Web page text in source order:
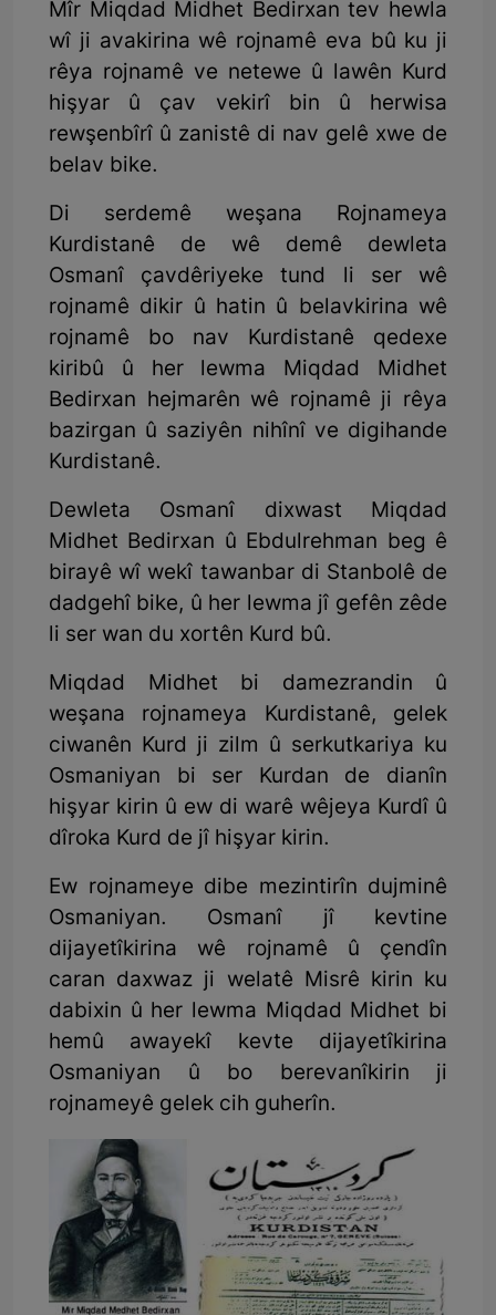
Mîr Miqdad Midhet Bedirxan tev hewla
wî ji avakirina wê rojnamê eva bû ku ji
rêya rojnamê ve netewe û lawên Kurd
hişyar û çav vekirî bin û herwisa
rewşenbîrî û zanistê di nav gelê xwe de
belav bike.
Di serdemê weşana Rojnameya
Kurdistanê de wê demê dewleta
Osmanî çavdêriyeke tund li ser wê
rojnamê dikir û hatin û belavkirina wê
rojnamê bo nav Kurdistanê qedexe
kiribû û her lewma Miqdad Midhet
Bedirxan hejmarên wê rojnamê ji rêya
bazirgan û saziyên nihînî ve digihande
Kurdistanê.
Dewleta Osmanî dixwast Miqdad
Midhet Bedirxan û Ebdulrehman beg ê
birayê wî wekî tawanbar di Stanbolê de
dadgehî bike, û her lewma jî gefên zêde
li ser wan du xortên Kurd bû.
Miqdad Midhet bi damezrandin û
weşana rojnameya Kurdistanê, gelek
ciwanên Kurd ji zilm û serkutkariya ku
Osmaniyan bi ser Kurdan de dianîn
hişyar kirin û ew di warê wêjeya Kurdî û
dîroka Kurd de jî hişyar kirin.
Ew rojnameye dibe mezintirîn dujminê
Osmaniyan. Osmanî jî kevtine
dijayetîkirina wê rojnamê û çendîn
caran daxwaz ji welatê Misrê kirin ku
dabixin û her lewma Miqdad Midhet bi
hemû awayekî kevte dijayetîkirina
Osmaniyan û bo berevanîkirin ji
rojnameyê gelek cih guherîn.